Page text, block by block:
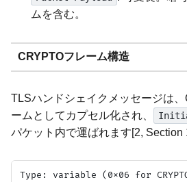
ムを含む。
CRYPTOフレーム構造
TLSハンドシェイクメッセージは
ームとしてカプセル化され、
パケット内で運ばれます[2, Section
Type: variable (0x06 for